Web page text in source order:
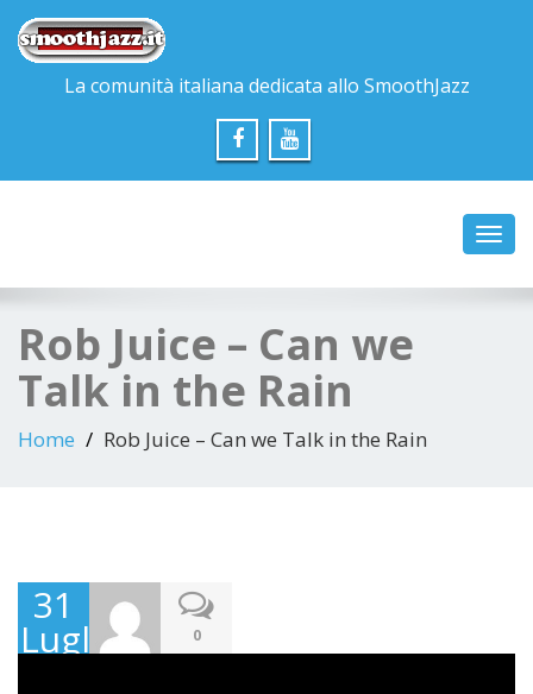
La comunità italiana dedicata allo SmoothJazz
Rob Juice – Can we
Talk in the Rain
Home Rob Juice – Can we Talk in the Rain
31
Luglio 0